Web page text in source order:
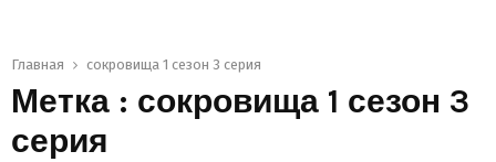
Главная сокровища 1 сезон 3 серия
Метка : сокровища 1 сезон 3
серия